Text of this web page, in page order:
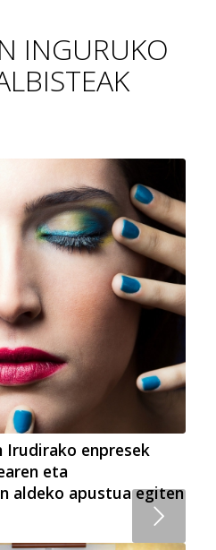
INGURUKO
Irudirako enpresek
eta
aldeko apustua egiten